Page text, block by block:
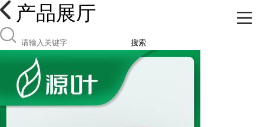
产品展厅
搜索